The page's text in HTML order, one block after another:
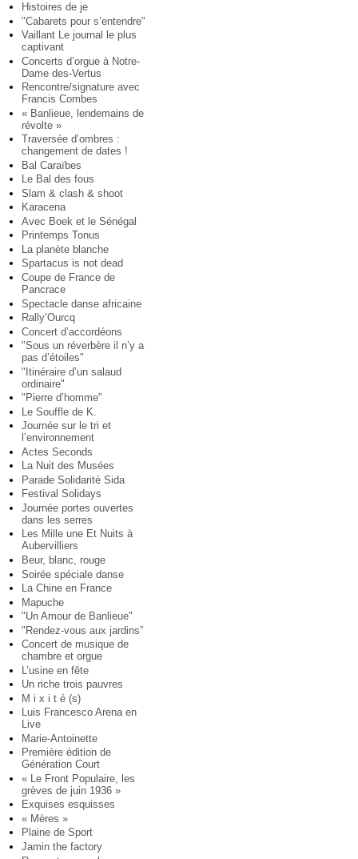
Histoires de je
"Cabarets pour s’entendre"
Vaillant Le journal le plus
captivant
Concerts d’orgue à Notre-
Dame des-Vertus
Rencontre/signature avec
Francis Combes
« Banlieue, lendemains de
révolte »
Traversée d’ombres :
changement de dates !
Bal Caraïbes
Le Bal des fous
Slam & clash & shoot
Karacena
Avec Boek et le Sénégal
Printemps Tonus
La planète blanche
Spartacus is not dead
Coupe de France de
Pancrace
Spectacle danse africaine
Rally’Ourcq
Concert d’accordéons
"Sous un réverbère il n’y a
pas d’étoiles"
"Itinéraire d’un salaud
ordinaire"
"Pierre d’homme"
Le Souffle de K.
Journée sur le tri et
l’environnement
Actes Seconds
La Nuit des Musées
Parade Solidarité Sida
Festival Solidays
Journée portes ouvertes
dans les serres
Les Mille une Et Nuits à
Aubervilliers
Beur, blanc, rouge
Soirée spéciale danse
La Chine en France
Mapuche
"Un Amour de Banlieue"
"Rendez-vous aux jardins”
Concert de musique de
chambre et orgue
L’usine en fête
Un riche trois pauvres
M i x i t é (s)
Luis Francesco Arena en
Live
Marie-Antoinette
Première édition de
Génération Court
« Le Front Populaire, les
grèves de juin 1936 »
Exquises esquisses
« Mères »
Plaine de Sport
Jamin the factory